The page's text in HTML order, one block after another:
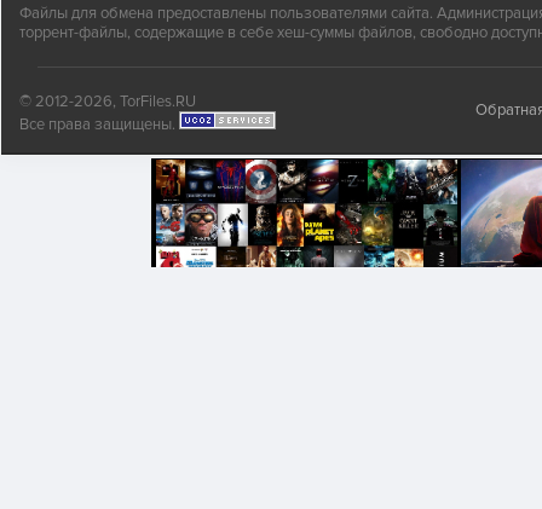
Файлы для обмена предоставлены пользователями сайта.
торрент-файлы, содержащие в себе хеш-суммы файлов, свободно
© 2012-2026, TorFiles.RU
Все права защищены.